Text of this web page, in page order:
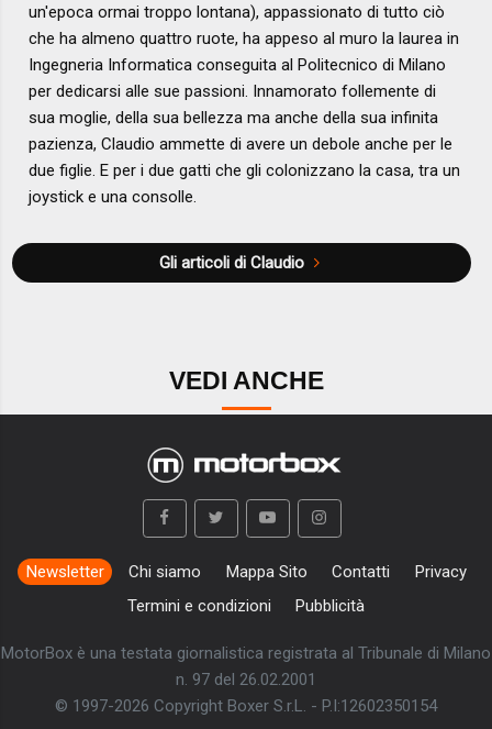
un'epoca ormai troppo lontana), appassionato di tutto ciò
che ha almeno quattro ruote, ha appeso al muro la laurea in
Ingegneria Informatica conseguita al Politecnico di Milano
per dedicarsi alle sue passioni. Innamorato follemente di
sua moglie, della sua bellezza ma anche della sua infinita
pazienza, Claudio ammette di avere un debole anche per le
due figlie. E per i due gatti che gli colonizzano la casa, tra un
joystick e una consolle.
Gli articoli di Claudio
VEDI ANCHE
Newsletter Chi siamo Mappa Sito Contatti
Privacy
Termini e condizioni
Pubblicità
MotorBox è una testata giornalistica registrata al Tribunale di Milano
n. 97 del 26.02.2001
© 1997-2026 Copyright Boxer S.r.L. - P.I:12602350154